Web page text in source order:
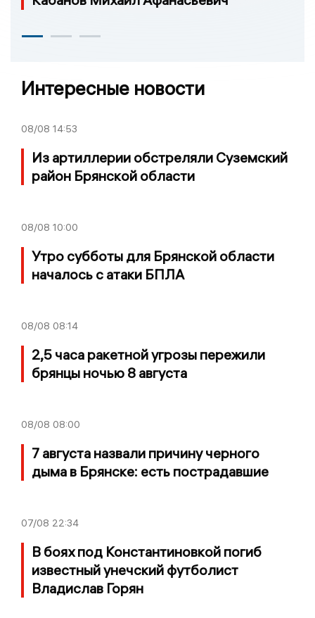
Интересные новости
08/08 14:53
Из артиллерии обстреляли Суземский
район Брянской области
08/08 10:00
Утро субботы для Брянской области
началось с атаки БПЛА
08/08 08:14
2,5 часа ракетной угрозы пережили
брянцы ночью 8 августа
08/08 08:00
7 августа назвали причину черного
дыма в Брянске: есть пострадавшие
07/08 22:34
В боях под Константиновкой погиб
известный унечский футболист
Владислав Горян